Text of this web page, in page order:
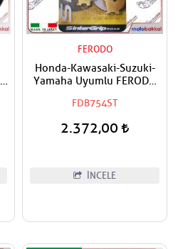
FERODO
Honda-Kawasaki-Suzuki-
Yamaha Uyumlu FERODO
FDB754ST
2.372,00
İNCELE